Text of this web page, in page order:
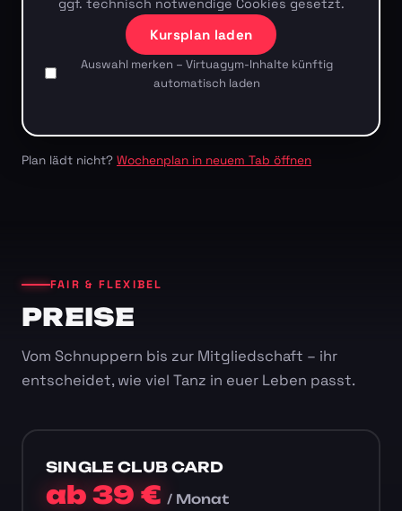
ggf. technisch notwendige Cookies gesetzt.
Kursplan laden
Auswahl merken – Virtuagym-Inhalte künftig
automatisch laden
Plan lädt nicht? Wochenplan in neuem Tab öffnen
FAIR & FLEXIBEL
PREISE
Vom Schnuppern bis zur Mitgliedschaft – ihr
entscheidet, wie viel Tanz in euer Leben passt.
SINGLE CLUB CARD
ab 39 €/ Monat